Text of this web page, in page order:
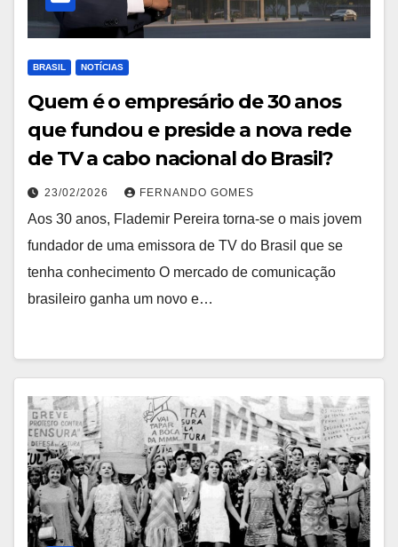
BRASIL NOTÍCIAS
Quem é o empresário de 30 anos
que fundou e preside a nova rede
de TV a cabo nacional do Brasil?
23/02/2026 FERNANDO GOMES
Aos 30 anos, Flademir Pereira torna-se o mais jovem
fundador de uma emissora de TV do Brasil que se
tenha conhecimento O mercado de comunicação
brasileiro ganha um novo e…